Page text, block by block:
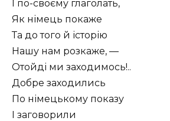
І по-своєму глаголать,
Як німець покаже
Та до того й історію
Нашу нам розкаже, —
Отойді ми заходимось!..
Добре заходились
По німецькому показу
І заговорили